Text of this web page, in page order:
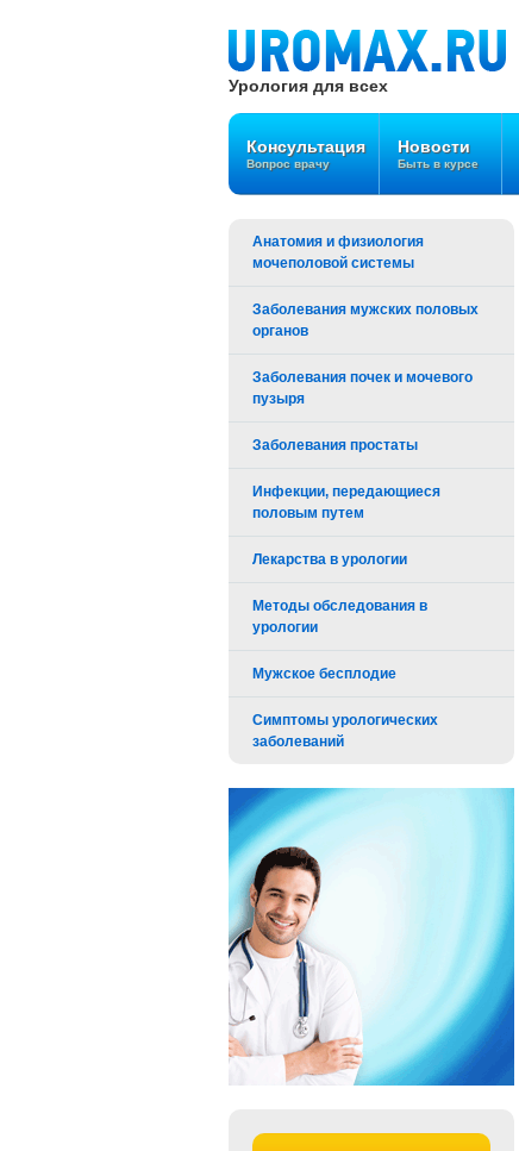
Урология для всех
Консультация
Вопрос врачу
Новости
Быть в курсе
Анатомия и физиология
мочеполовой системы
Заболевания мужских половых
органов
Заболевания почек и мочевого
пузыря
Заболевания простаты
Инфекции, передающиеся
половым путем
Лекарства в урологии
Методы обследования в
урологии
Мужское бесплодие
Симптомы урологических
заболеваний